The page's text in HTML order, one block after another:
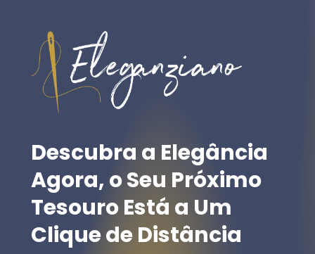
may
be
chosen
product
page
product
page
Descubra a Elegância
Agora,oSeu Próximo
TesouroEstá a Um
CliquedeDistância